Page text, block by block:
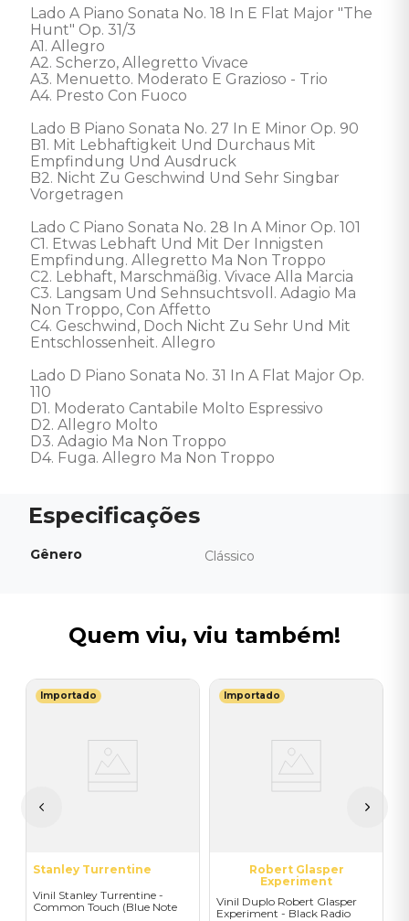
Lado A Piano Sonata No. 18 In E Flat Major "The
Hunt" Op. 31/3
A1. Allegro
A2. Scherzo, Allegretto Vivace
A3. Menuetto. Moderato E Grazioso - Trio
A4. Presto Con Fuoco
Lado B Piano Sonata No. 27 In E Minor Op. 90
B1. Mit Lebhaftigkeit Und Durchaus Mit
Empfindung Und Ausdruck
B2. Nicht Zu Geschwind Und Sehr Singbar
Vorgetragen
Lado C Piano Sonata No. 28 In A Minor Op. 101
C1. Etwas Lebhaft Und Mit Der Innigsten
Empfindung. Allegretto Ma Non Troppo
C2. Lebhaft, Marschmäßig. Vivace Alla Marcia
C3. Langsam Und Sehnsuchtsvoll. Adagio Ma
Non Troppo, Con Affetto
C4. Geschwind, Doch Nicht Zu Sehr Und Mit
Entschlossenheit. Allegro
Lado D Piano Sonata No. 31 In A Flat Major Op.
110
D1. Moderato Cantabile Molto Espressivo
D2. Allegro Molto
D3. Adagio Ma Non Troppo
D4. Fuga. Allegro Ma Non Troppo
Gênero Clássico
Quem viu, viu também!
Importado
Stanley Turrentine
Vinil Stanley Turrentine -
Common Touch (Blue Note
Importado
Robert Glasper
Experiment
Vinil Duplo Robert Glasper
Experiment - Black Radio